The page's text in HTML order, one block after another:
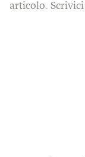
articolo. Scrivici